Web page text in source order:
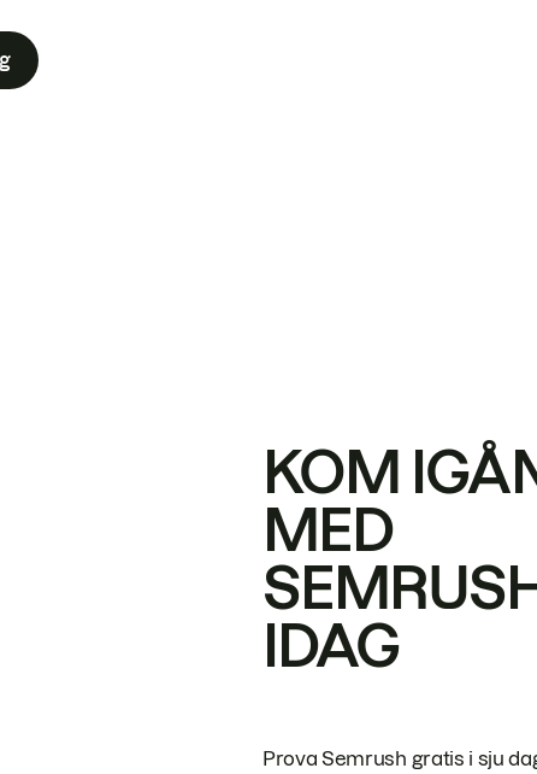
KOM
MED
IDAG
Prova Semrush gratis i sju